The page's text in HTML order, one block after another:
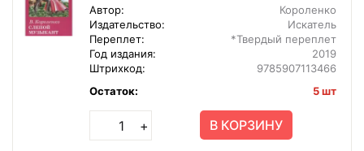
Автор:
Короленко
Издательство:
Искатель
Переплет:
*Твердый переплет
Год издания:
2019
Штрихкод:
9785907113466
Остаток:
5 шт
+ В КОРЗИНУ